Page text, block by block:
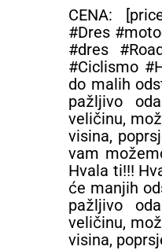
CENA:
#Dres
#dres
#Ciclismo
do malih
pažljivo
veličinu,
visina,
vam
Hvala ti!!!
će manjih
pažljivo
veličinu,
visina,